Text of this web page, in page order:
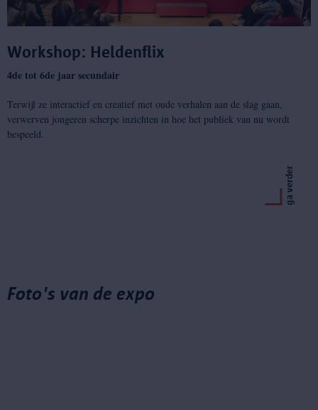
Workshop: Heldenflix
4de tot 6de jaar secundair
Terwijl ze interactief en creatief met oude verhalen aan de slag gaan,
verwerven jongeren scherpe inzichten in hoe het publiek van nu wordt
bespeeld.
ga verder
Foto's van de expo